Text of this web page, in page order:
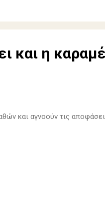
και η
και αγνοούν τις